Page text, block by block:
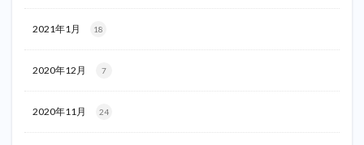
2021年1月 18
2020年12月 7
2020年11月 24